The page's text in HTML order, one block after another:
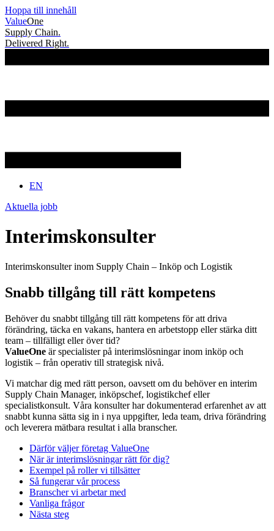
Hoppa till innehåll
ValueOne
Supply Chain.
Delivered Right.
EN
Aktuella jobb
Interimskonsulter
Interimskonsulter inom Supply Chain – Inköp och Logistik
Snabb tillgång till rätt kompetens
Behöver du snabbt tillgång till rätt kompetens för att driva
förändring, täcka en vakans, hantera en arbetstopp eller stärka ditt
team – tillfälligt eller över tid?
ValueOne är specialister på interimslösningar inom inköp och
logistik – från operativ till strategisk nivå.
Vi matchar dig med rätt person, oavsett om du behöver en interim
Supply Chain Manager, inköpschef, logistikchef eller
specialistkonsult. Våra konsulter har dokumenterad erfarenhet av att
snabbt kunna sätta sig in i nya uppgifter, leda team, driva förändring
och leverera mätbara resultat i alla branscher.
Därför väljer företag ValueOne
När är interimslösningar rätt för dig?
Exempel på roller vi tillsätter
Så fungerar vår process
Branscher vi arbetar med
Vanliga frågor
Nästa steg